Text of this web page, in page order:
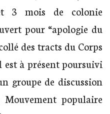
3 mois de colonie
pour “apologie du
des tracts du Corps
est à présent poursuivi
groupe de discussion
populaire